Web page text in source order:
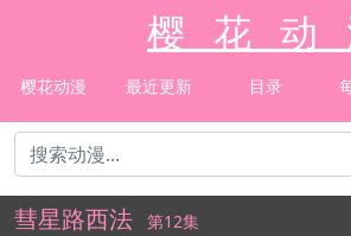
樱 花 动
樱花动漫 最近更新 目录
彗星路西法 第12集